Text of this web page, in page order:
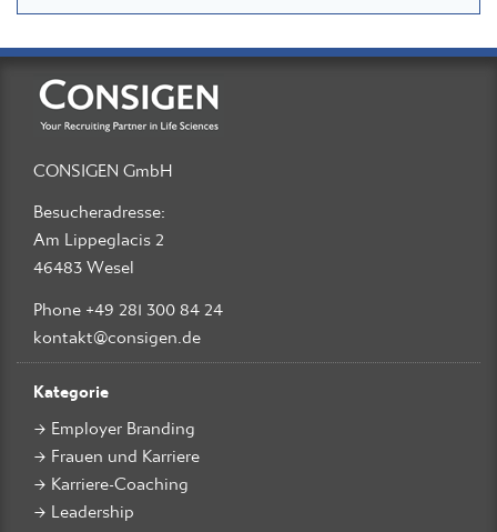
CONSIGEN GmbH
Besucheradresse:
Am Lippeglacis 2
46483 Wesel
Phone +49 281 300 84 24
kontakt@consigen.de
Kategorie
Employer Branding
Frauen und Karriere
Karriere-Coaching
Leadership